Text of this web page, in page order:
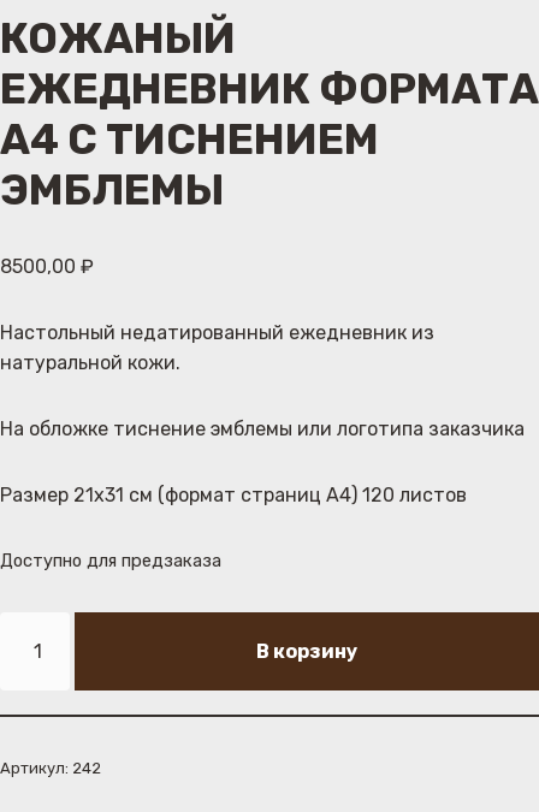
КОЖАНЫЙ
ЕЖЕДНЕВНИК ФОРМАТА
А4 С ТИСНЕНИЕМ
ЭМБЛЕМЫ
8500,00 ₽
Настольный недатированный ежедневник из
натуральной кожи.
На обложке тиснение эмблемы или логотипа заказчика
Размер 21х31 см (формат страниц А4) 120 листов
Доступно для предзаказа
В корзину
Артикул: 242